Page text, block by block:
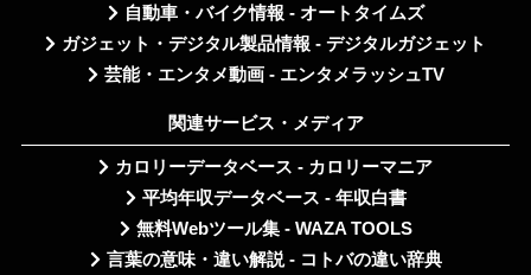
自動車・バイク情報 - オートタイムズ
ガジェット・デジタル製品情報 - デジタルガジェット
芸能・エンタメ動画 - エンタメラッシュTV
関連サービス・メディア
カロリーデータベース - カロリーマニア
平均年収データベース - 年収白書
無料Webツール集 - WAZA TOOLS
言葉の意味・違い解説 - コトバの違い辞典